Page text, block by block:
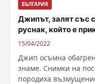
БЪЛГАРИЯ
Джипът, залят със
руснак, който е
15/04/2022
Джип осъмна
знаме. Снимки на
породиха възмущение в